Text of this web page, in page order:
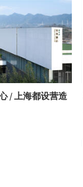
/ 上海都设营造